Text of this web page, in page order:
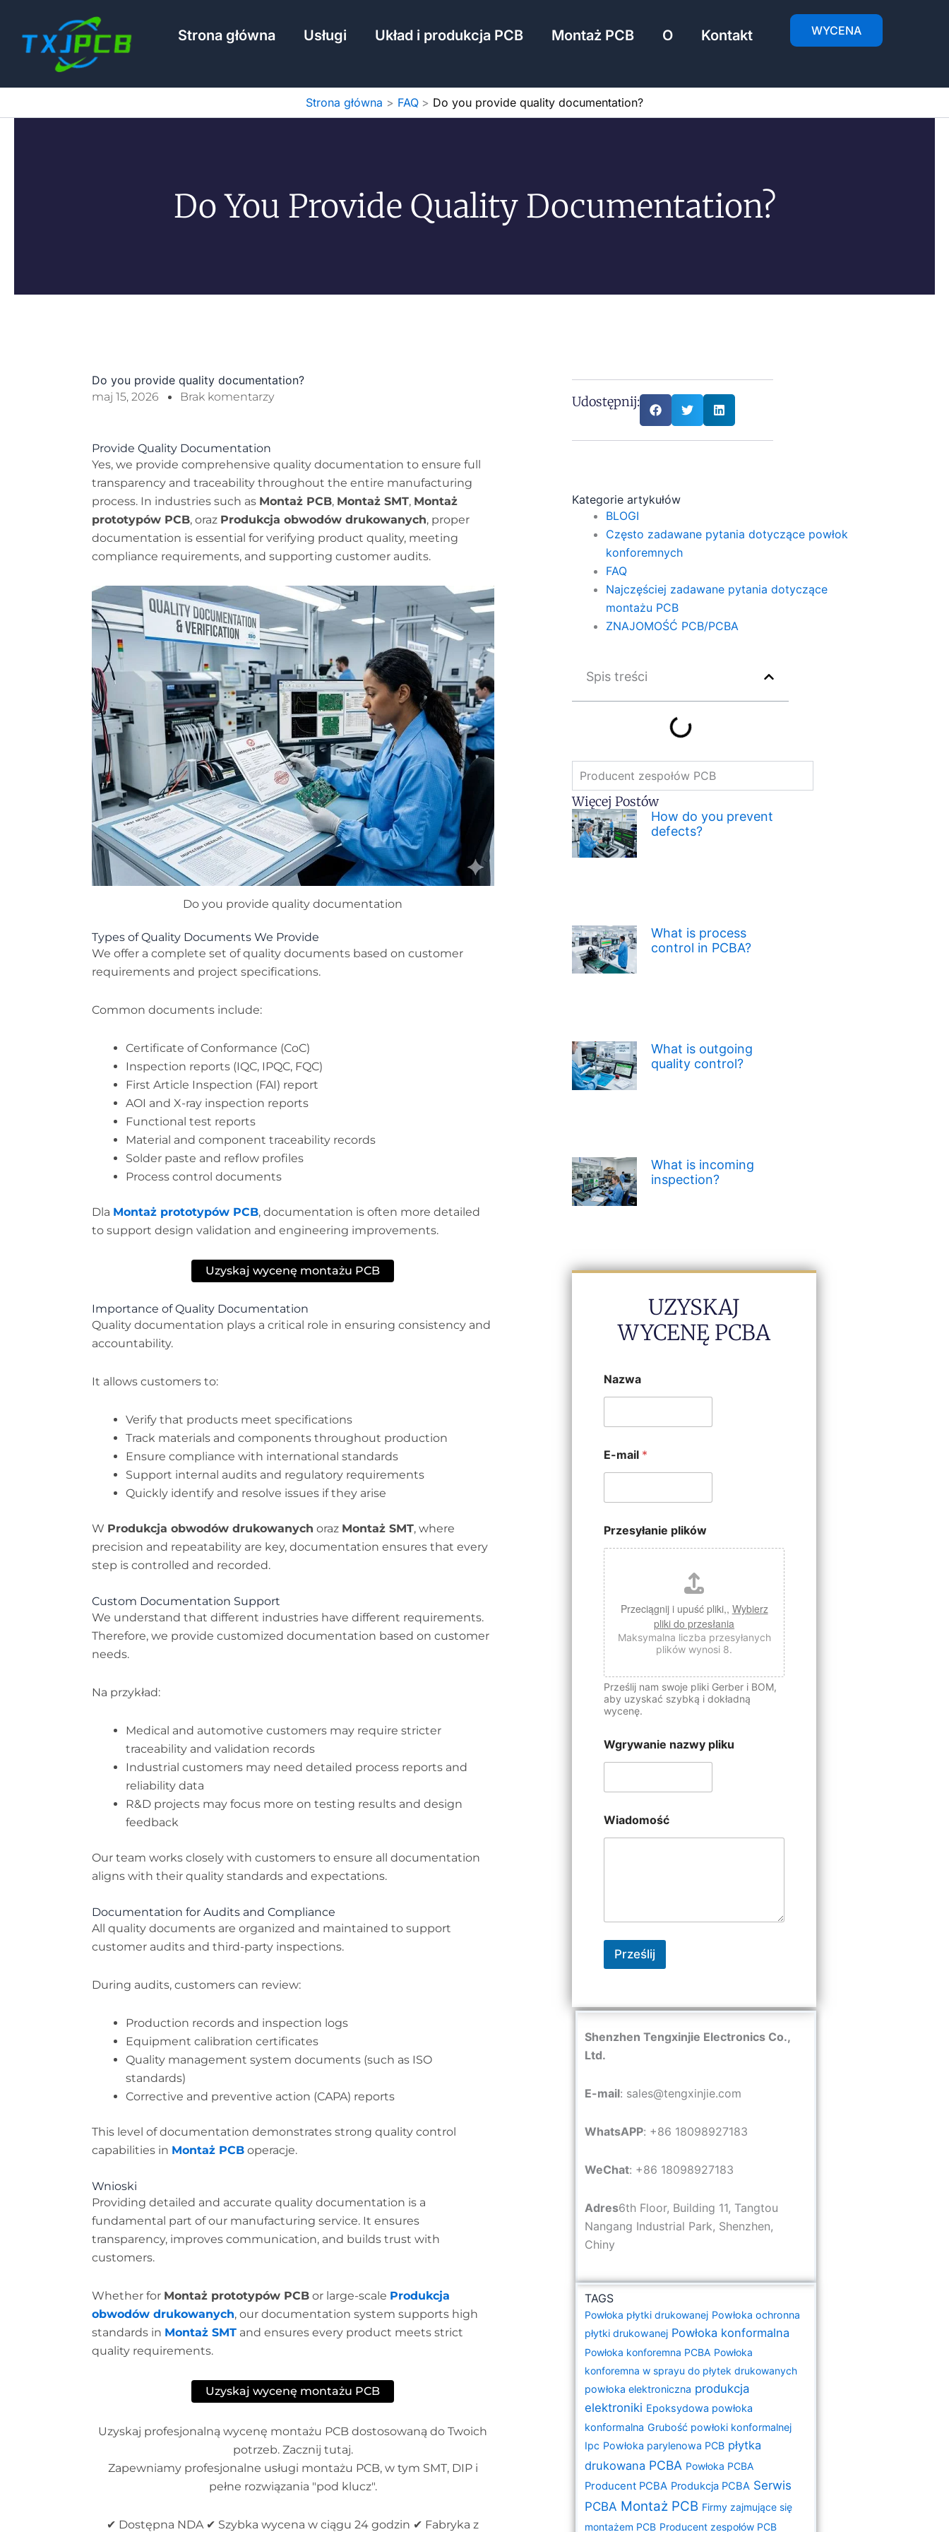
treści
Strona główna Usługi Układ i produkcja PCB Montaż PCB O Kontakt WYCENA
Strona główna FAQ Do you provide quality documentation?
Do You Provide Quality Documentation?
Do you provide quality documentation?
maj 15, 2026 Brak komentarzy
Provide Quality Documentation
Yes, we provide comprehensive quality documentation to ensure full
transparency and traceability throughout the entire manufacturing
process. In industries such as Montaż PCB, Montaż SMT, Montaż
prototypów PCB, oraz Produkcja obwodów drukowanych, proper
documentation is essential for verifying product quality, meeting
compliance requirements, and supporting customer audits.
Do you provide quality documentation
Types of Quality Documents We Provide
We offer a complete set of quality documents based on customer
requirements and project specifications.
Common documents include:
Certificate of Conformance (CoC)
Inspection reports (IQC, IPQC, FQC)
First Article Inspection (FAI) report
AOI and X-ray inspection reports
Functional test reports
Material and component traceability records
Solder paste and reflow profiles
Process control documents
Dla Montaż prototypów PCB, documentation is often more detailed
to support design validation and engineering improvements.
Uzyskaj wycenę montażu PCB
Importance of Quality Documentation
Quality documentation plays a critical role in ensuring consistency and
accountability.
It allows customers to:
Verify that products meet specifications
Track materials and components throughout production
Ensure compliance with international standards
Support internal audits and regulatory requirements
Quickly identify and resolve issues if they arise
W Produkcja obwodów drukowanych oraz Montaż SMT, where
precision and repeatability are key, documentation ensures that every
step is controlled and recorded.
Custom Documentation Support
We understand that different industries have different requirements.
Therefore, we provide customized documentation based on customer
needs.
Na przykład:
Medical and automotive customers may require stricter
traceability and validation records
Industrial customers may need detailed process reports and
reliability data
R&D projects may focus more on testing results and design
feedback
Our team works closely with customers to ensure all documentation
aligns with their quality standards and expectations.
Documentation for Audits and Compliance
All quality documents are organized and maintained to support
customer audits and third-party inspections.
During audits, customers can review:
Production records and inspection logs
Equipment calibration certificates
Quality management system documents (such as ISO
standards)
Corrective and preventive action (CAPA) reports
This level of documentation demonstrates strong quality control
capabilities in Montaż PCB operacje.
Wnioski
Providing detailed and accurate quality documentation is a
fundamental part of our manufacturing service. It ensures
transparency, improves communication, and builds trust with
customers.
Whether for Montaż prototypów PCB or large-scale Produkcja
obwodów drukowanych, our documentation system supports high
standards in Montaż SMT and ensures every product meets strict
quality requirements.
Uzyskaj wycenę montażu PCB
Uzyskaj profesjonalną wycenę montażu PCB dostosowaną do Twoich
potrzeb. Zacznij tutaj.
Zapewniamy profesjonalne usługi montażu PCB, w tym SMT, DIP i
pełne rozwiązania "pod klucz".
✔ Dostępna NDA ✔ Szybka wycena w ciągu 24 godzin ✔ Fabryka z
Udostępnij:
Kategorie artykułów
BLOGI
Często zadawane pytania dotyczące powłok
konforemnych
FAQ
Najczęściej zadawane pytania dotyczące
montażu PCB
ZNAJOMOŚĆ PCB/PCBA
Spis treści
Producent zespołów PCB
Więcej Postów
How do you prevent
defects?
What is process
control in PCBA?
What is outgoing
quality control?
What is incoming
inspection?
UZYSKAJ
WYCENĘ PCBA
Nazwa
E-mail *
Przesyłanie plików
Przeciągnij i upuść pliki,, Wybierz
pliki do przesłania
Maksymalna liczba przesyłanych
plików wynosi 8.
Prześlij nam swoje pliki Gerber i BOM,
aby uzyskać szybką i dokładną
wycenę.
Wgrywanie nazwy pliku
Wiadomość
Prześlij
Shenzhen Tengxinjie Electronics Co.,
Ltd.
E-mail: sales@tengxinjie.com
WhatsAPP: +86 18098927183
WeChat: +86 18098927183
Adres6th Floor, Building 11, Tangtou
Nangang Industrial Park, Shenzhen,
Chiny
TAGS
Powłoka płytki drukowanej Powłoka ochronna
płytki drukowanej Powłoka konformalna
Powłoka konforemna PCBA Powłoka
konforemna w sprayu do płytek drukowanych
powłoka elektroniczna produkcja
elektroniki Epoksydowa powłoka
konformalna Grubość powłoki konformalnej
Ipc Powłoka parylenowa PCB płytka
drukowana PCBA Powłoka PCBA
Producent PCBA Produkcja PCBA Serwis
PCBA Montaż PCB Firmy zajmujące się
montażem PCB Producent zespołów PCB